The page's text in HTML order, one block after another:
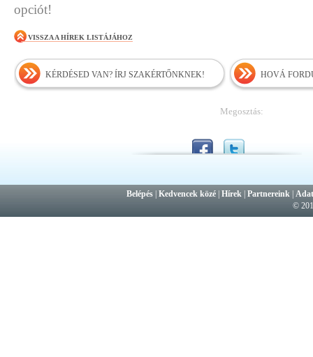
opciót!
VISSZA A HÍREK LISTÁJÁHOZ
KÉRDÉSED VAN? ÍRJ SZAKÉRTŐNKNEK! HOVÁ
Megosztás:
Belépés |Kedvencek közé |Hírek |Partnereink |
©